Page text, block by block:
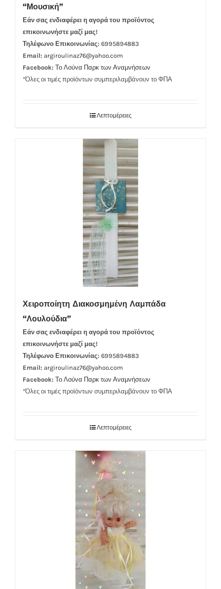
“Μουσική”
Εάν σας ενδιαφέρει η αγορά του προϊόντος
επικοινωνήστε μαζί μας!
Τηλέφωνο Επικοινωνίας: 6995894883
Email: argiroulinaz76@yahoo.com
Facebook: Το Λούνα Παρκ των Αναμνήσεων
*Όλες οι τιμές προϊόντων συμπεριλαμβάνουν το ΦΠΑ
Λεπτομέρειες
Χειροποίητη Διακοσμημένη Λαμπάδα
“Λουλούδια”
Εάν σας ενδιαφέρει η αγορά του προϊόντος
επικοινωνήστε μαζί μας!
Τηλέφωνο Επικοινωνίας: 6995894883
Email: argiroulinaz76@yahoo.com
Facebook: Το Λούνα Παρκ των Αναμνήσεων
*Όλες οι τιμές προϊόντων συμπεριλαμβάνουν το ΦΠΑ
Λεπτομέρειες